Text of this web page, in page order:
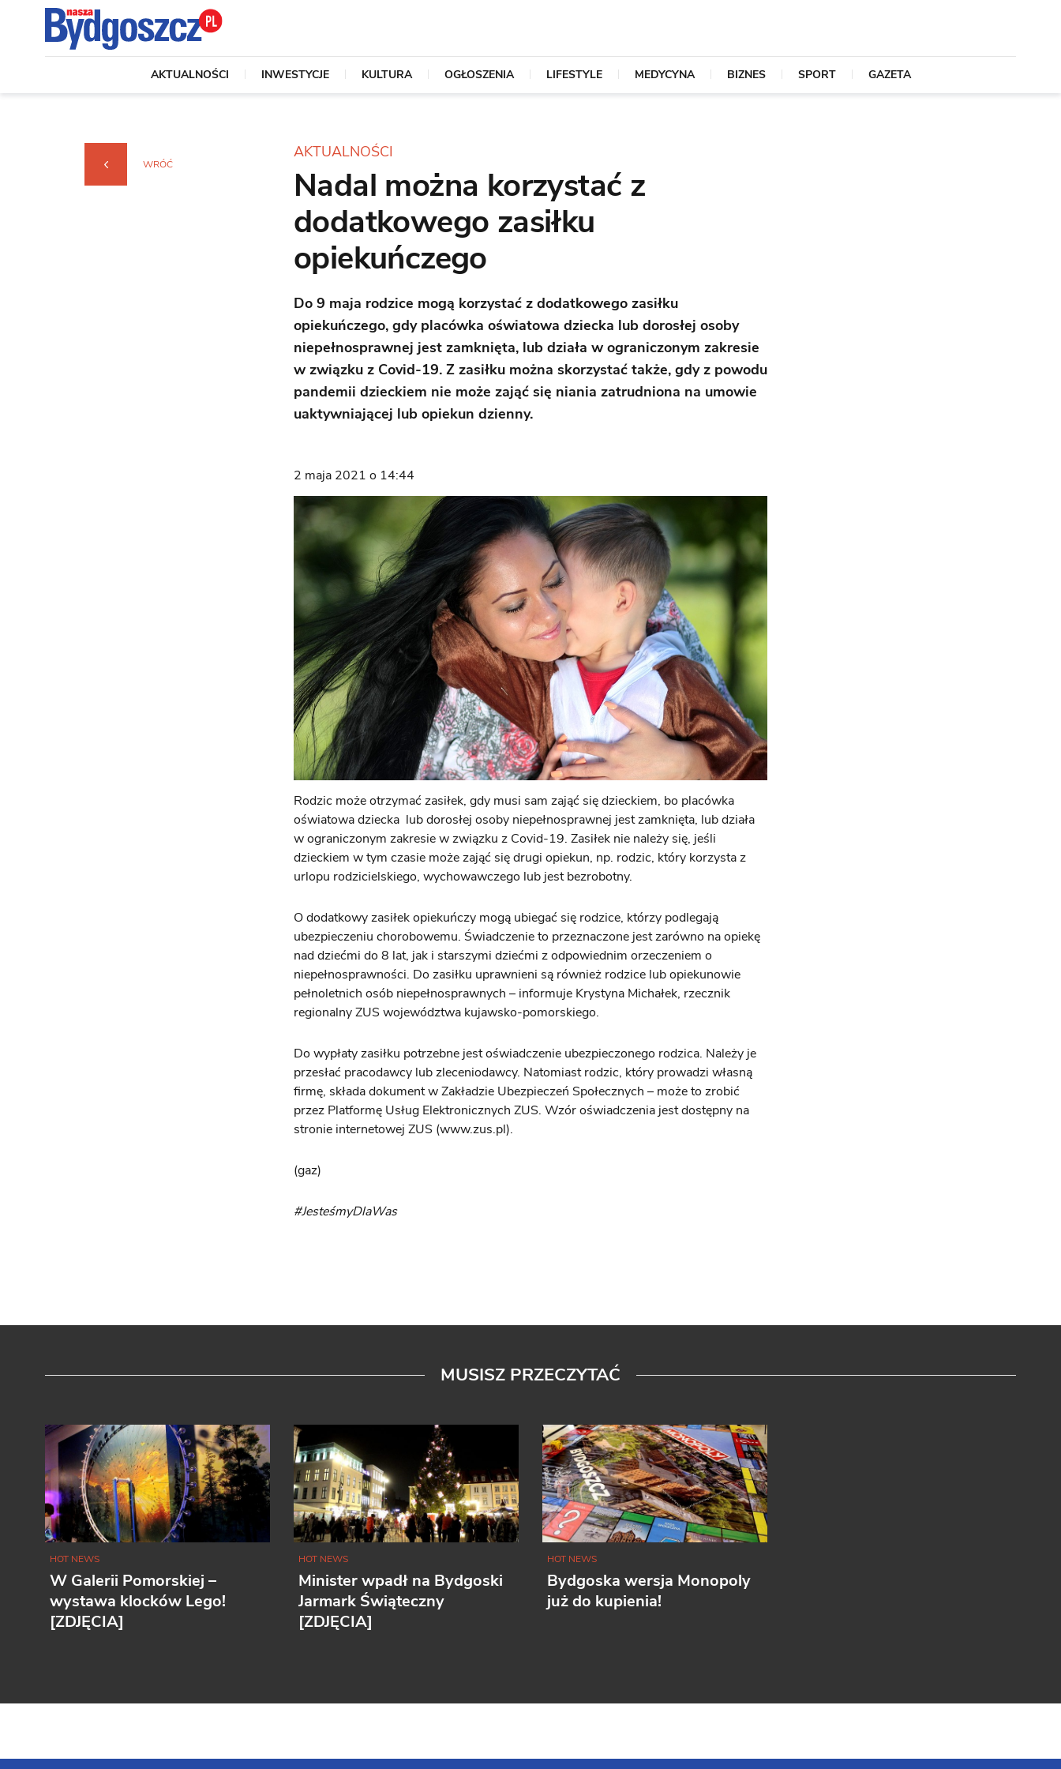
AKTUALNOŚCI INWESTYCJE KULTURA OGŁOSZENIA LIFESTYLE MEDYCYNA BIZNES SPORT GAZETA
WRÓĆ
AKTUALNOŚCI
Nadal można korzystać z
dodatkowego zasiłku
opiekuńczego
Do 9 maja rodzice mogą korzystać z dodatkowego zasiłku
opiekuńczego, gdy placówka oświatowa dziecka lub dorosłej osoby
niepełnosprawnej jest zamknięta, lub działa w ograniczonym zakresie
w związku z Covid-19. Z zasiłku można skorzystać także, gdy z powodu
pandemii dzieckiem nie może zająć się niania zatrudniona na umowie
uaktywniającej lub opiekun dzienny.
2 maja 2021 o 14:44
Rodzic może otrzymać zasiłek, gdy musi sam zająć się dzieckiem, bo placówka
oświatowa dziecka lub dorosłej osoby niepełnosprawnej jest zamknięta, lub działa
w ograniczonym zakresie w związku z Covid-19. Zasiłek nie należy się, jeśli
dzieckiem w tym czasie może zająć się drugi opiekun, np. rodzic, który korzysta z
urlopu rodzicielskiego, wychowawczego lub jest bezrobotny.
O dodatkowy zasiłek opiekuńczy mogą ubiegać się rodzice, którzy podlegają
ubezpieczeniu chorobowemu. Świadczenie to przeznaczone jest zarówno na opiekę
nad dziećmi do 8 lat, jak i starszymi dziećmi z odpowiednim orzeczeniem o
niepełnosprawności. Do zasiłku uprawnieni są również rodzice lub opiekunowie
pełnoletnich osób niepełnosprawnych – informuje Krystyna Michałek, rzecznik
regionalny ZUS województwa kujawsko-pomorskiego.
Do wypłaty zasiłku potrzebne jest oświadczenie ubezpieczonego rodzica. Należy je
przesłać pracodawcy lub zleceniodawcy. Natomiast rodzic, który prowadzi własną
firmę, składa dokument w Zakładzie Ubezpieczeń Społecznych – może to zrobić
przez Platformę Usług Elektronicznych ZUS. Wzór oświadczenia jest dostępny na
stronie internetowej ZUS (www.zus.pl).
(gaz)
#JesteśmyDlaWas
MUSISZ PRZECZYTAĆ
HOT NEWS
W Galerii Pomorskiej –
wystawa klocków Lego!
[ZDJĘCIA]
HOT NEWS
Minister wpadł na Bydgoski
Jarmark Świąteczny
[ZDJĘCIA]
HOT NEWS
Bydgoska wersja Monopoly
już do kupienia!